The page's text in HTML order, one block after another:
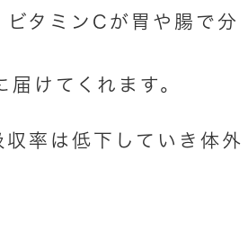
タミンCが胃や腸で分
けてくれます。
率は低下していき体外